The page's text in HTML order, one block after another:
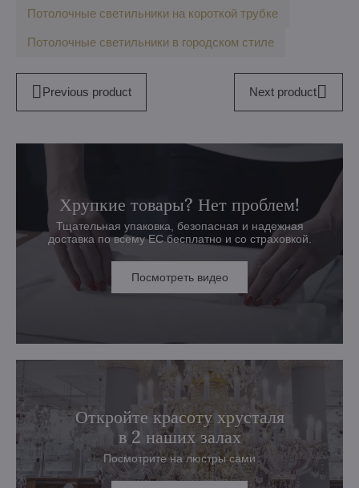
Потолочные светильники на короткой трубке
Потолочные светильники в городском стиле
Previous product Next product
Хрупкие товары? Нет проблем!
Тщательная упаковка, безопасная и надежная
доставка по всему ЕС бесплатно и со страховкой.
Посмотреть видео
Откройте красоту хрусталя
в 2 наших залах
Посмотрите на люстры сами